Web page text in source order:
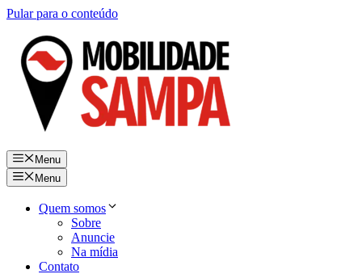
Pular para o conteúdo
Menu
Menu
Quem somos
Sobre
Anuncie
Na mídia
Contato